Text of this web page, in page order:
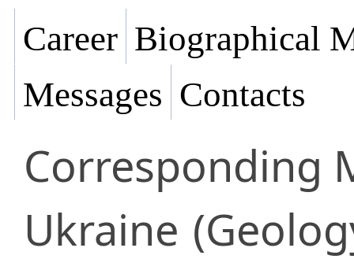
Career Biographical
Messages Contacts
Corresponding
Ukraine